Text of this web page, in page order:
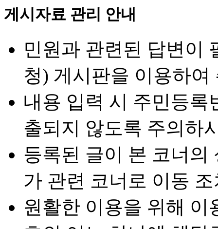
게시자료 관리 안내
민원과 관련된 답변이
청) 게시판을 이용하여
내용 입력 시 주민등록
출되지 않도록 주의하
등록된 글이 본 코너의
가 관련 코너로 이동
원활한 이용을 위해 이